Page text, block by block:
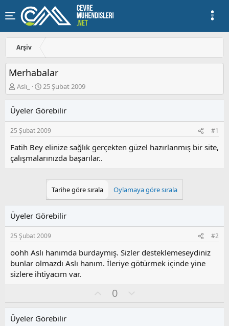
Arşiv
Merhabalar
K
o
u
y
u
a
ş
l
n
Aslı_
B
a
l
a
n
ı
ç
t
h
i
25 Şubat 2009
Üyeler Görebilir
25 Şubat 2009 #1
Fatih Bey elinize sağlık gerçekten güzel hazırlanmış bir site,
çalışmalarınızda başarılar..
Tarihe göre sırala Oylamaya göre sırala
Üyeler Görebilir
25 Şubat 2009 #2
oohh Aslı hanımda burdaymış. Sizler desteklemeseydiniz
bunlar olmazdı Aslı hanım. İleriye götürmek içinde yine
sizlere ihtiyacım var.
y
0
l
Üyeler Görebilir